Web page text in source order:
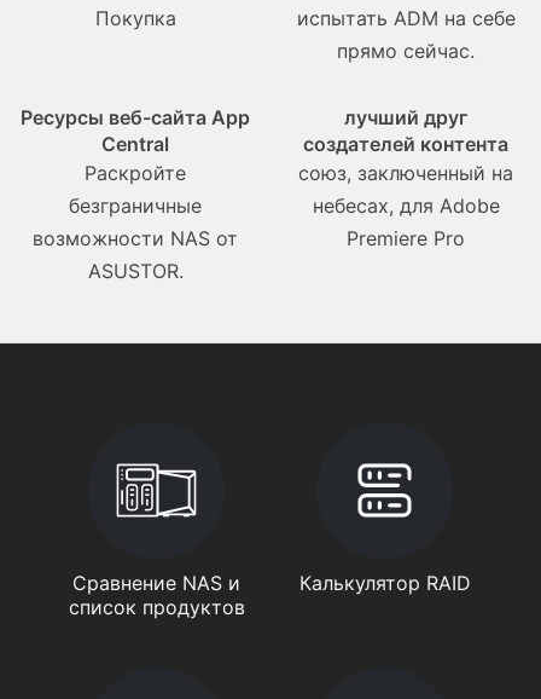
Покупка
испытать ADM на себе
прямо сейчас.
Ресурсы веб-сайта App
Central
Раскройте
безграничные
возможности NAS от
ASUSTOR.
лучший друг
создателей контента
союз, заключенный на
небесах, для Adobe
Premiere Pro
Сравнение NAS и
список продуктов
Калькулятор RAID